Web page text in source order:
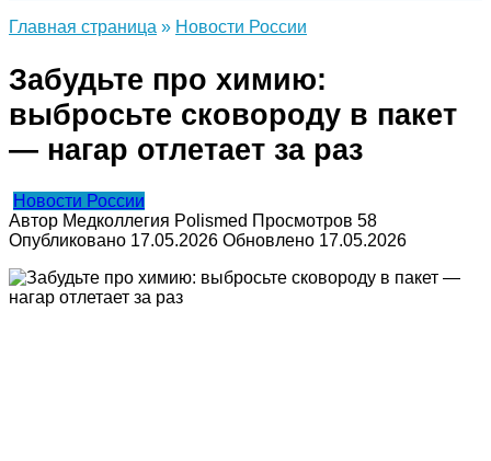
Главная страница » Новости России
Забудьте про химию:
выбросьте сковороду в пакет
— нагар отлетает за раз
Новости России
Автор Медколлегия Polismed Просмотров 58
Опубликовано 17.05.2026 Обновлено 17.05.2026